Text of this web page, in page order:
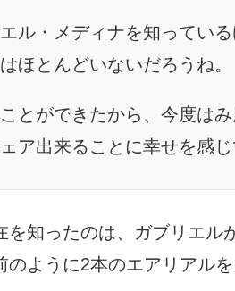
ル・メディナを知ってい
ほとんどいないだろうね。
とができたから、今度は
ア出来ることに幸せを感じ
知ったのは、ガブリエル
ように2本のエアリアル